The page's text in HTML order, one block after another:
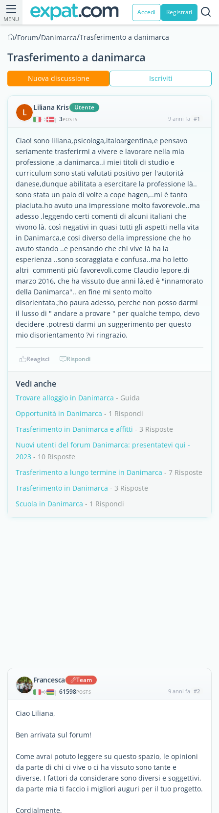
MENU
Accedi Registrati
/Forum/Danimarca/Trasferimento a danimarca
Trasferimento a danimarca
Nuova discussione Iscriviti
L Liliana Kris Utente
| 3POSTS 9 anni fa #1
Ciao! sono liliana,psicologa,italoargentina,e pensavo
seriamente trasferirmi a vivere e lavorare nella mia
professione ,a danimarca..i miei titoli di studio e
curriculum sono stati valutati positivo per l'autorità
danese,dunque abilitata a esercitare la professione là..
sono stata un paio di volte a cope hagen,..mi è tanto
piaciuta.ho avuto una impressione molto favorevole..ma
adesso ,leggendo certi comenti di alcuni italiani che
vivono là, così negativi in quasi tutti gli aspetti nella vita
in Danimarca,e cosi diverso della impressione che ho
avuto stando ..e pensando che chi vive là ha la
esperienza ..sono scoraggiata e confusa..ma ho letto
altri commenti più favorevoli,come Claudio lepore,di
marzo 2016, che ha vissuto due anni là,ed è "innamorato
della Danimarca".. en fine mi sento molto
disorientata.;ho paura adesso, perche non posso darmi
il lusso di " andare a provare " per qualche tempo, devo
decidere .potresti darmi un suggerimento per questo
mio disorientamento ?vi ringrazio.
Reagisci Rispondi
Vedi anche
Trovare alloggio in Danimarca - Guida
Opportunità in Danimarca - 1 Rispondi
Trasferimento in Danimarca e affitti - 3 Risposte
Nuovi utenti del forum Danimarca: presentatevi qui -
2023 - 10 Risposte
Trasferimento a lungo termine in Danimarca - 7 Risposte
Trasferimento in Danimarca - 3 Risposte
Scuola in Danimarca - 1 Rispondi
Francesca Team
| 61598POSTS 9 anni fa #2
Ciao Liliana,
Ben arrivata sul forum!
Come avrai potuto leggere su questo spazio, le opinioni
da parte di chi ci vive o ci ha vissuto sono tante e
diverse. I fattori da considerare sono diversi e soggettivi,
da parte mia ti faccio i migliori auguri per il tuo progetto.
Cordialmente,